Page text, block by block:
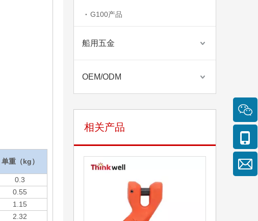
单重（kg）
0.3
0.55
1.15
2.32
G100产品
船用五金
OEM/ODM
相关产品